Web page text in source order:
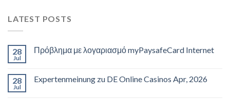
LATEST POSTS
28
Jul
Πρόβλημα με λογαριασμό myPaysafeCard Internet
28
Jul
Expertenmeinung zu DE Online Casinos Apr, 2026